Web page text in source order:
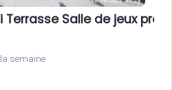
Terrasse Salle de jeux
la semaine